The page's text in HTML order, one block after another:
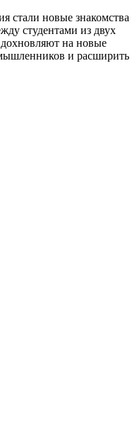
стали новые знакомства
студентами из двух
на новые
и расширить